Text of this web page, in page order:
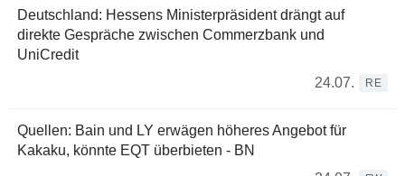
Deutschland: Hessens Ministerpräsident drängt auf
direkte Gespräche zwischen Commerzbank und
UniCredit
24.07.
RE
Quellen: Bain und LY erwägen höheres Angebot für
Kakaku, könnte EQT überbieten - BN